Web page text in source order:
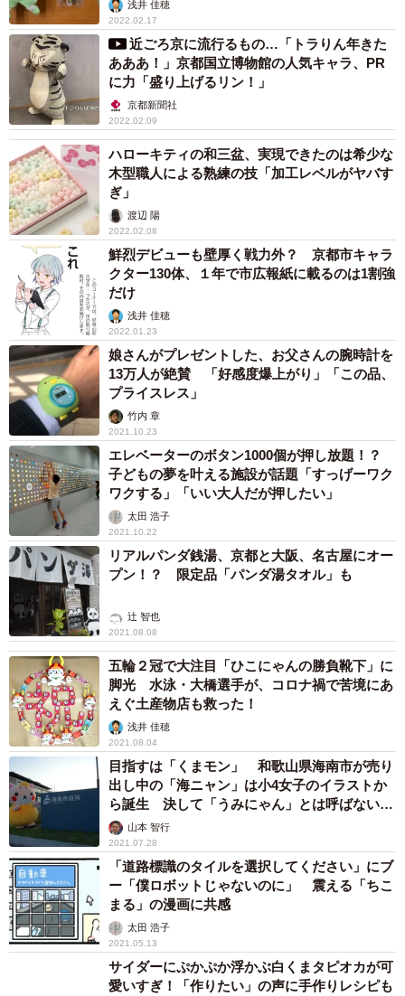
浅井 佳穂
2022.02.17
近ごろ京に流行るもの…「トラりん年きた
あああ！」京都国立博物館の人気キャラ、PR
に力「盛り上げるリン！」
京都新聞社
2022.02.09
ハローキティの和三盆、実現できたのは希少な
木型職人による熟練の技「加工レベルがヤバす
ぎ」
渡辺 陽
2022.02.08
鮮烈デビューも壁厚く戦力外？ 京都市キャラ
クター130体、１年で市広報紙に載るのは1割強
だけ
浅井 佳穂
2022.01.23
娘さんがプレゼントした、お父さんの腕時計を
13万人が絶賛 「好感度爆上がり」「この品、
プライスレス」
竹内 章
2021.10.23
エレベーターのボタン1000個が押し放題！？
子どもの夢を叶える施設が話題「すっげーワク
ワクする」「いい大人だが押したい」
太田 浩子
2021.10.22
リアルパンダ銭湯、京都と大阪、名古屋にオー
プン！？ 限定品「パンダ湯タオル」も
辻 智也
2021.08.08
五輪２冠で大注目「ひこにゃんの勝負靴下」に
脚光 水泳・大橋選手が、コロナ禍で苦境にあ
えぐ土産物店も救った！
浅井 佳穂
2021.08.04
目指すは「くまモン」 和歌山県海南市が売り
出し中の「海ニャン」は小4女子のイラストか
ら誕生 決して「うみにゃん」とは呼ばないで
ね 山本 智行
2021.07.28
「道路標識のタイルを選択してください」にブ
ー「僕ロボットじゃないのに」 震える「ちこ
まる」の漫画に共感
太田 浩子
2021.05.13
サイダーにぷかぷか浮かぶ白くまタピオカが可
愛いすぎ！「作りたい」の声に手作りレシピも